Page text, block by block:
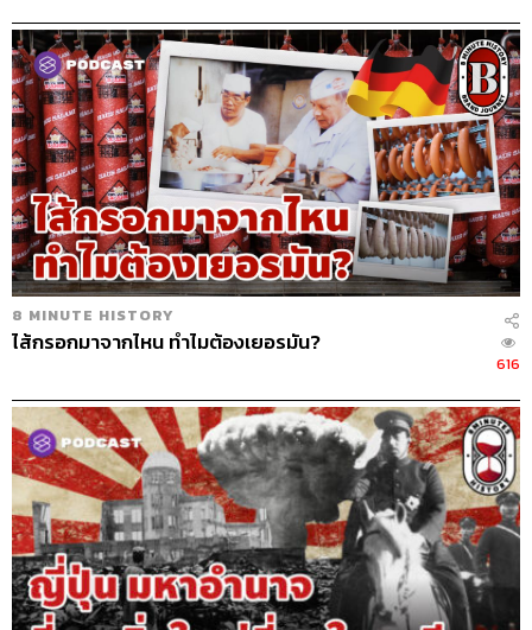
8 MINUTE HISTORY
ไส้กรอกมาจากไหน ทำไมต้องเยอรมัน?
616